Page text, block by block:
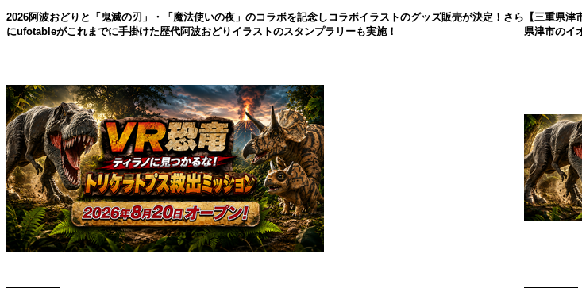
2026阿波おどりと「鬼滅の刃」・「魔法使いの夜」のコラボを記念しコラボイラストのグッズ販売が決定！さら
にufotableがこれまでに手掛けた歴代阿波おどりイラストのスタンプラリーも実施！
【三重県
県津市のイ